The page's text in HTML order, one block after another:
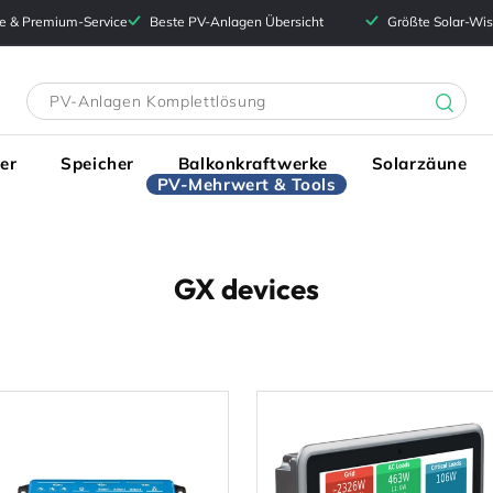
& Premium-Service Beste PV-Anlagen Übersicht Größte Solar-
Speicher Balkonkraftwerke Solarzäune
PV-Mehrwert & Tools
K
GX devices